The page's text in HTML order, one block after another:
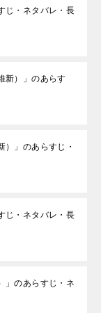
じ・ネタバレ・長
新）」のあらす
）」のあらすじ・
じ・ネタバレ・長
」のあらすじ・ネ